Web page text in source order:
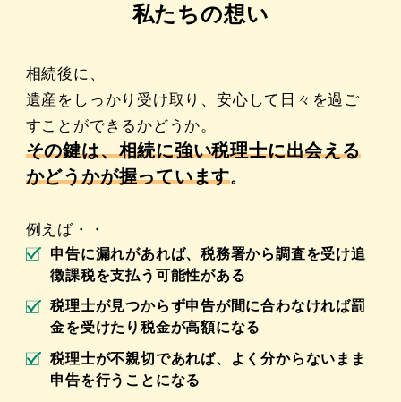
私たちの想い
相続後に、
遺産をしっかり受け取り、安心して日々を過ご
すことができるかどうか。
その鍵は、相続に強い税理士に出会える
かどうかが握っています。
例えば・・
申告に漏れがあれば、税務署から調査を受け追
徴課税を支払う可能性がある
税理士が見つからず申告が間に合わなければ罰
金を受けたり税金が高額になる
税理士が不親切であれば、よく分からないまま
申告を行うことになる